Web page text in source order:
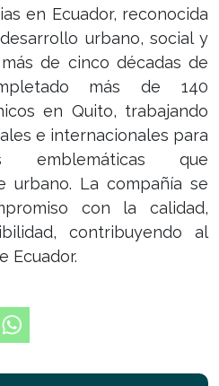
en Ecuador, reconocida
urbano, social y
de cinco décadas de
más de 140
en Quito, trabajando
e internacionales para
emblemáticas que
urbano. La compañía se
con la calidad,
contribuyendo al
Ecuador.